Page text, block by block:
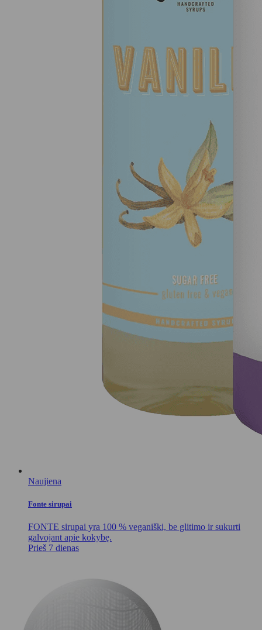
Naujiena
Fonte sirupai
FONTE sirupai yra 100 % veganiški, be glitimo ir sukurti
galvojant apie kokybę.
Prieš 7 dienas